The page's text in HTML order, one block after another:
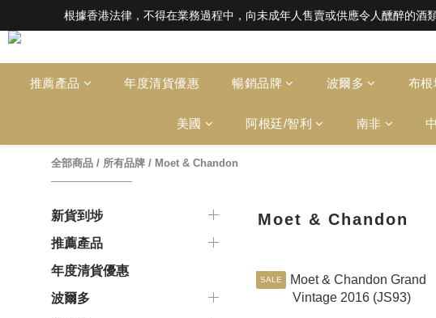
根據香港法律，不得在業務過程中，向未成年人售賣或供應令人醺醉的
根據香港法律，不得在業務過程中，向未成年人售賣或供應令人醺醉的
全店滿HK$1000 免運費（香港）； HK$2500 免運
根據香港法律，不得在業務過程中，向未成年人售賣或供應令人醺醉的
推薦產品 年度清貨優惠 暢銷品牌 波爾多 布根
美國 阿根廷/智利 南非
全部商品 / 所有品牌 / Moet & Chandon
新貨到埗
推薦產品
年度清貨優惠
波爾多
Moet & Chandon
SALE